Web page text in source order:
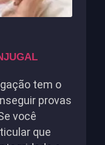
tem o
provas
você
que